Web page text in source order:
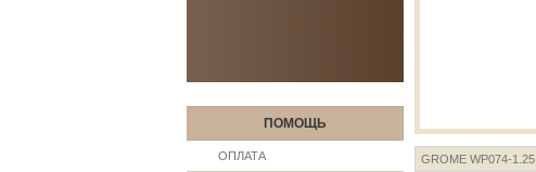
ПОМОЩЬ
ОПЛАТА GROME WP074-1.25